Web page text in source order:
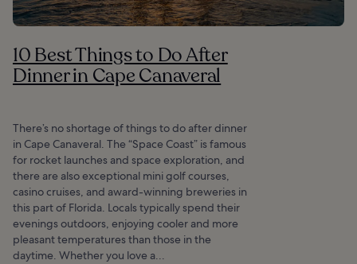
10 Best Things to Do After
Dinner in Cape Canaveral
There’s no shortage of things to do after dinner
in Cape Canaveral. The “Space Coast” is famous
for rocket launches and space exploration, and
there are also exceptional mini golf courses,
casino cruises, and award-winning breweries in
this part of Florida. Locals typically spend their
evenings outdoors, enjoying cooler and more
pleasant temperatures than those in the
daytime. Whether you love a...